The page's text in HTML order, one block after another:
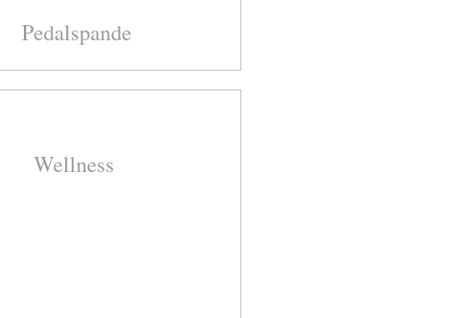
Pedalspande
Wellness ​